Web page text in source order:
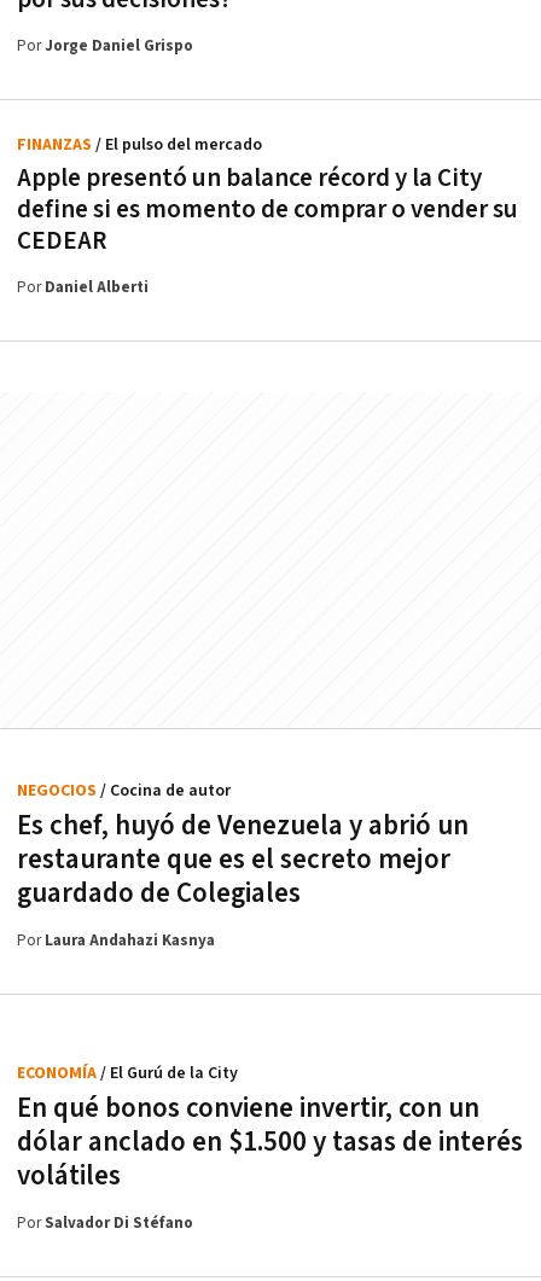
PorJorge Daniel Grispo
Apple presentó un balance récord y la City
define si es momento de comprar o vender su
CEDEAR
FINANZAS / El pulso del mercado
PorDaniel Alberti
Es chef, huyó de Venezuela y abrió un
restaurante que es el secreto mejor
guardado de Colegiales
NEGOCIOS / Cocina de autor
PorLaura Andahazi Kasnya
En qué bonos conviene invertir, con un
dólar anclado en $1.500 y tasas de interés
volátiles
ECONOMÍA/ El Gurú de la City
PorSalvador Di Stéfano